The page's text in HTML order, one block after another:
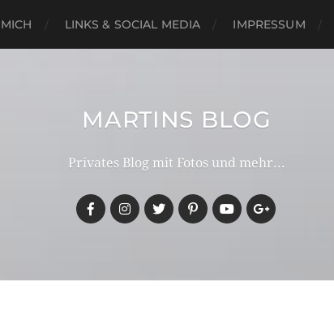
LINKS & SOCIAL MEDIA IMPRESSUM
MARTINS BLOG
Privates Blog mit Fotos und mehr...